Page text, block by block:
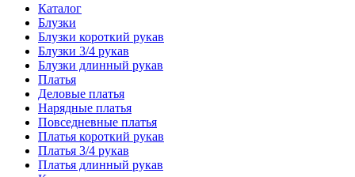
Каталог
Блузки
Блузки короткий рукав
Блузки 3/4 рукав
Блузки длинный рукав
Платья
Деловые платья
Нарядные платья
Повседневные платья
Платья короткий рукав
Платья 3/4 рукав
Платья длинный рукав